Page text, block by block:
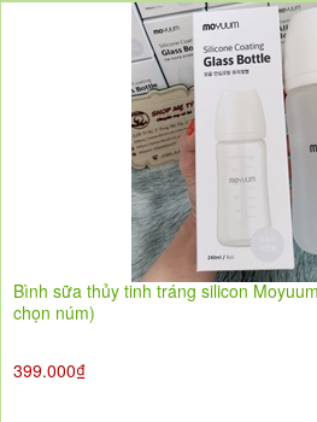
Bình sữa thủy tinh tráng silicon
chọn núm)
399.000₫